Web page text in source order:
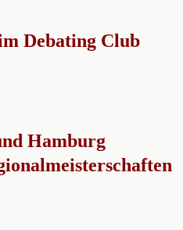
Debating Club
Hamburg